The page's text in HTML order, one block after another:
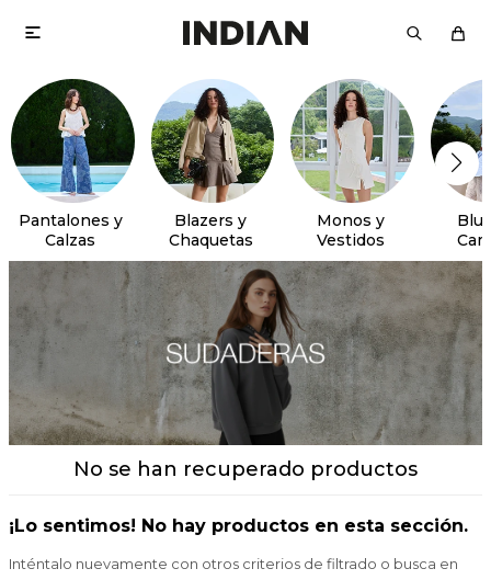

Pantalones y
Calzas
Blazers y
Chaquetas
Monos y
Vestidos
No se han recuperado productos
¡Lo sentimos! No hay productos en esta sección.
Inténtalo nuevamente con otros criterios de filtrado o busca en